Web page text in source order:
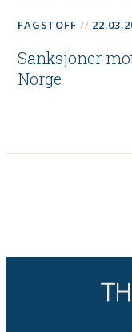
FAGSTOFF
Sanksjoner
Norge